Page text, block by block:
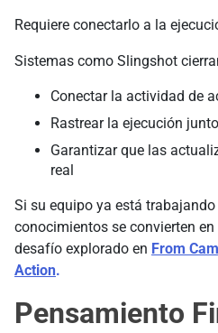
Requiere conectarlo a la
Sistemas como Slingshot
Conectar la actividad de
Rastrear la ejecución
Garantizar que las
real
Si su equipo ya está
conocimientos se convierten
desafío explorado en From
Action.
Pensamiento